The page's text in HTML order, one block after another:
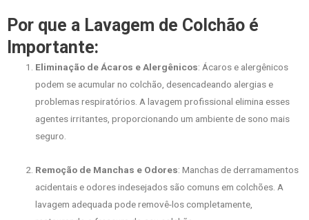
Por que a Lavagem de Colchão é
Importante:
Eliminação de Ácaros e Alergênicos: Ácaros e alergênicos
podem se acumular no colchão, desencadeando alergias e
problemas respiratórios. A lavagem profissional elimina esses
agentes irritantes, proporcionando um ambiente de sono mais
seguro.
Remoção de Manchas e Odores: Manchas de derramamentos
acidentais e odores indesejados são comuns em colchões. A
lavagem adequada pode removê-los completamente,